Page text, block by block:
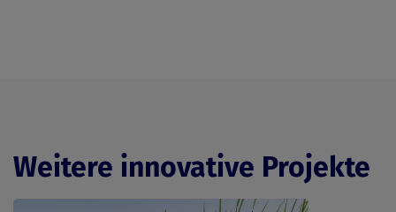
Weitere innovative Projekte